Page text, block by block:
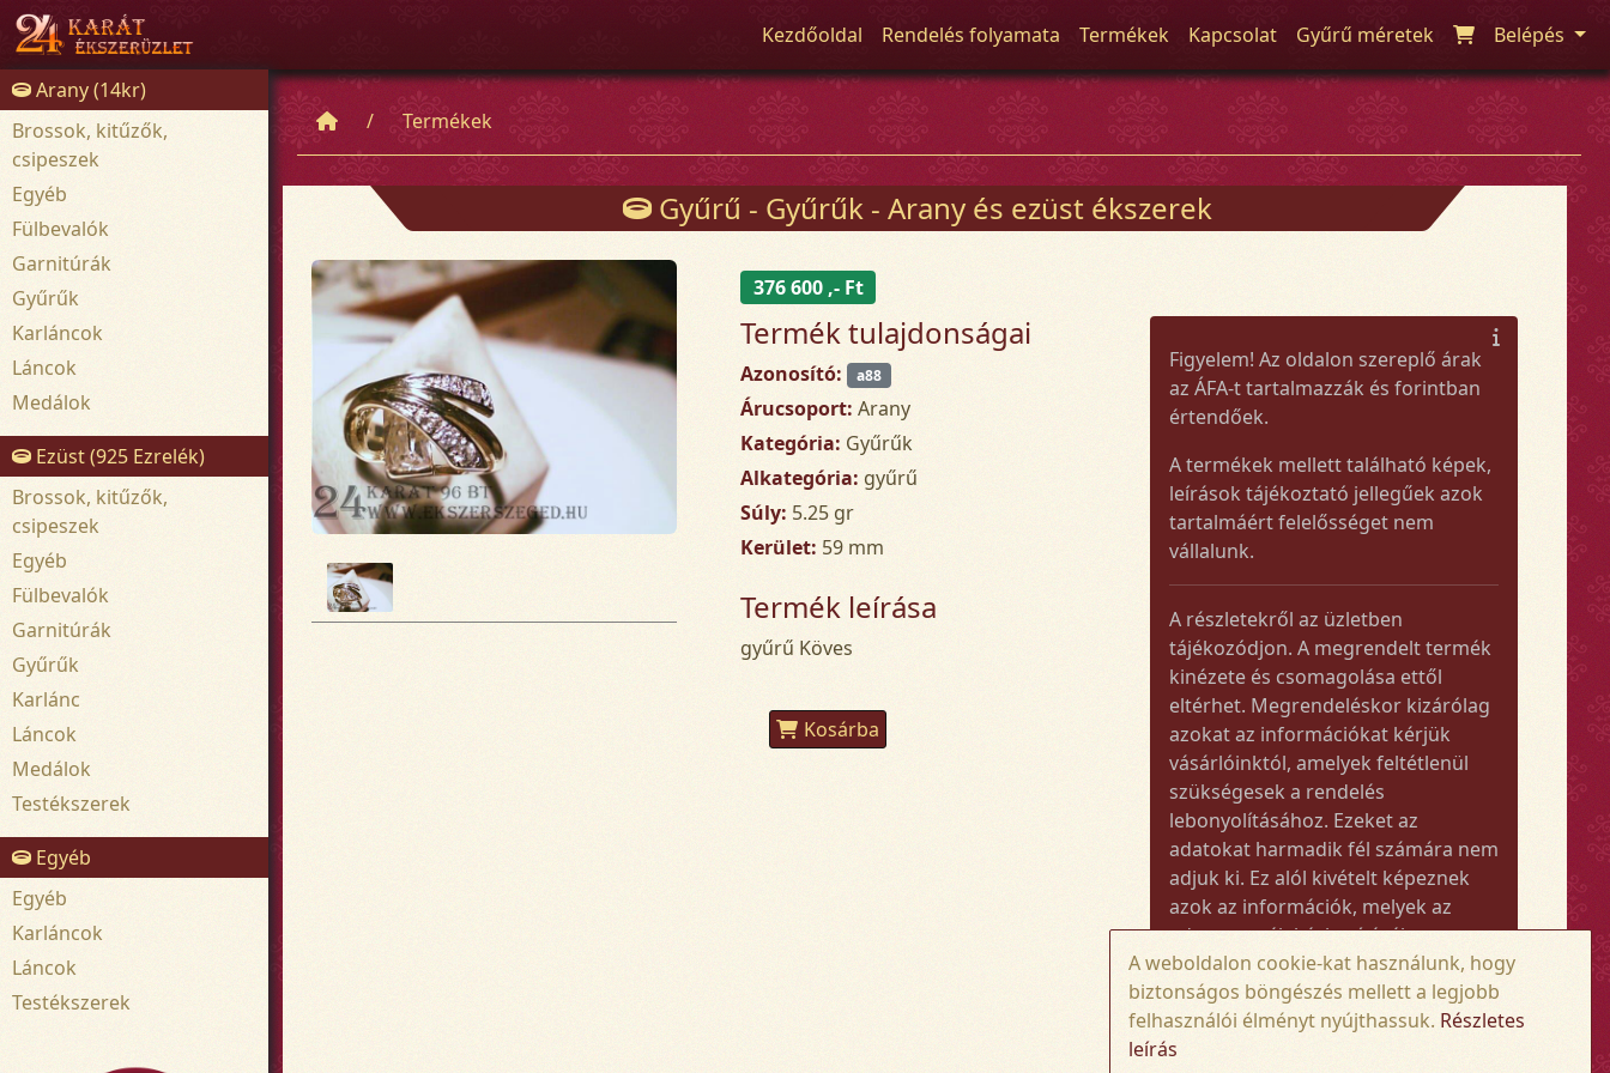
Kezdőoldal Rendelés folyamata Termékek Kapcsolat Gyűrű méretek Belépés
Arany (14kr)
Brossok, kitűzők,
csipeszek
Egyéb
Fülbevalók
Garnitúrák
Gyűrűk
Karláncok
Láncok
Medálok
Ezüst (925 Ezrelék)
Brossok, kitűzők,
csipeszek
Egyéb
Fülbevalók
Garnitúrák
Gyűrűk
Karlánc
Láncok
Medálok
Testékszerek
Egyéb
Egyéb
Karláncok
Láncok
Testékszerek
Termékek
Gyűrű - Gyűrűk - Arany és ezüst ékszerek
376 600 ,- Ft
Termék tulajdonságai
Azonosító: a88
Árucsoport: Arany
Kategória: Gyűrűk
Alkategória: gyűrű
Súly: 5.25 gr
Kerület: 59 mm
Termék leírása
gyűrű Köves
Kosárba
Figyelem! Az oldalon szereplő árak
az ÁFA-t tartalmazzák és forintban
értendőek.
A termékek mellett található képek,
leírások tájékoztató jellegűek azok
tartalmáért felelősséget nem
vállalunk.
A részletekről az üzletben
tájékozódjon. A megrendelt termék
kinézete és csomagolása ettől
eltérhet. Megrendeléskor kizárólag
azokat az információkat kérjük
vásárlóinktól, amelyek feltétlenül
szükségesek a rendelés
lebonyolításához. Ezeket az
adatokat harmadik fél számára nem
adjuk ki. Ez alól kivételt képeznek
azok az információk, melyek az
adott termék kézbesítéséhez vagy
kiszállításához szükségesek.
Amennyiben a megrendelt termék
összege meghaladja az 50.000 Ft-ot,
A weboldalon cookie-kat használunk, hogy
biztonságos böngészés mellett a legjobb
felhasználói élményt nyújthassuk. Részletes
leírás